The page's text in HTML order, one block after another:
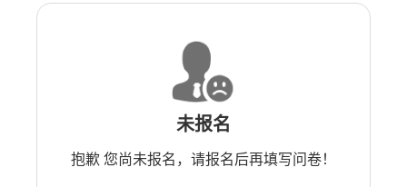
未报名
抱歉 您尚未报名，请报名后再填写问卷！